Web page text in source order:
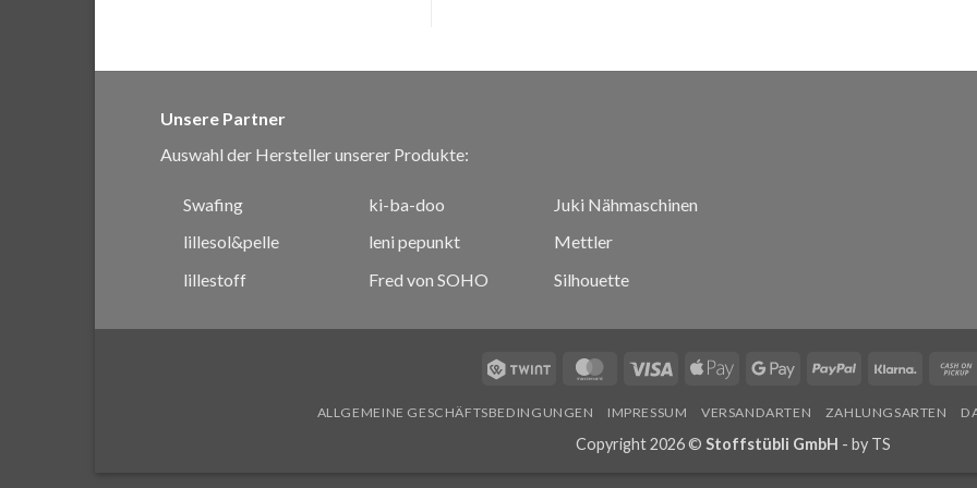
Unsere Partner
Auswahl der Hersteller unserer Produkte:
Swafing
lillesol&pelle
lillestoff
ki-ba-doo
leni pepunkt
Fred von SOHO
Juki Nähmaschinen
Mettler
Silhouette
Twint MasterCard
Visa
Apple
Google PayPal Klarna
ALLGEMEINE GESCHÄFTSBEDINGUNGEN IMPRESSUM VERSANDARTEN ZAHLUNGSARTEN
Copyright 2026 © Stoffstübli GmbH - by TS